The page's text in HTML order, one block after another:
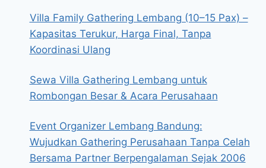
Villa Family Gathering Lembang (10–15 Pax) –
Kapasitas Terukur, Harga Final, Tanpa
Koordinasi Ulang
Sewa Villa Gathering Lembang untuk
Rombongan Besar & Acara Perusahaan
Event Organizer Lembang Bandung:
Wujudkan Gathering Perusahaan Tanpa Celah
Bersama Partner Berpengalaman Sejak 2006